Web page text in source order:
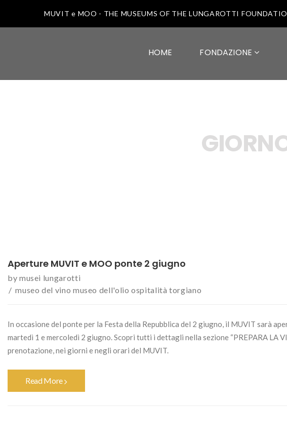
MUVIT e MOO - THE MUSEUMS OF THE LUNGAROTTI
HOME FONDAZIONE
Aperture MUVIT e MOO ponte 2 giugno
by musei lungarotti
museo del vino museo dell'olio ospitalità torgiano
In occasione del ponte per la Festa della Repubblica del 2 giugno, il MUVIT sarà
martedì 1 e mercoledì 2 giugno. Scopri tutti i dettagli nella sezione “PREPARA LA
prenotazione, nei giorni e negli orari del MUVIT.
Read More